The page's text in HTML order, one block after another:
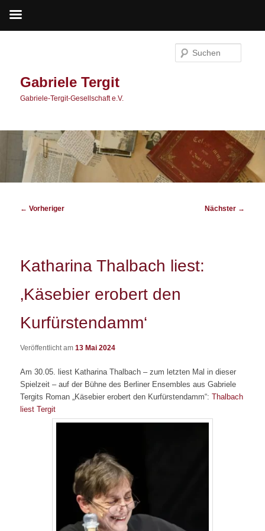
Gabriele Tergit
Gabriele-Tergit-Gesellschaft e.V.
Beitragsnavigation
← Vorheriger Nächster →
Katharina Thalbach liest:
‚Käsebier erobert den
Kurfürstendamm‘
Veröffentlicht am13 Mai 2024
Am 30.05. liest Katharina Thalbach – zum letzten Mal in dieser
Spielzeit – auf der Bühne des Berliner Ensembles aus Gabriele
Tergits Roman „Käsebier erobert den Kurfürstendamm“:Thalbach
liest Tergit